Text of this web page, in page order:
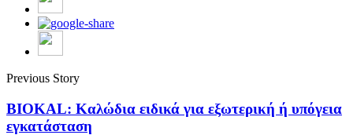
Previous Story
ΒΙΟΚΑL: Καλώδια ειδικά για εξωτερική ή υπόγεια
εγκατάσταση